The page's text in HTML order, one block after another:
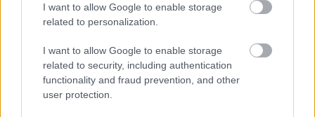
I want to allow Google to enable storage
related to personalization.
I want to allow Google to enable storage
related to security, including authentication
functionality and fraud prevention, and other
user protection.